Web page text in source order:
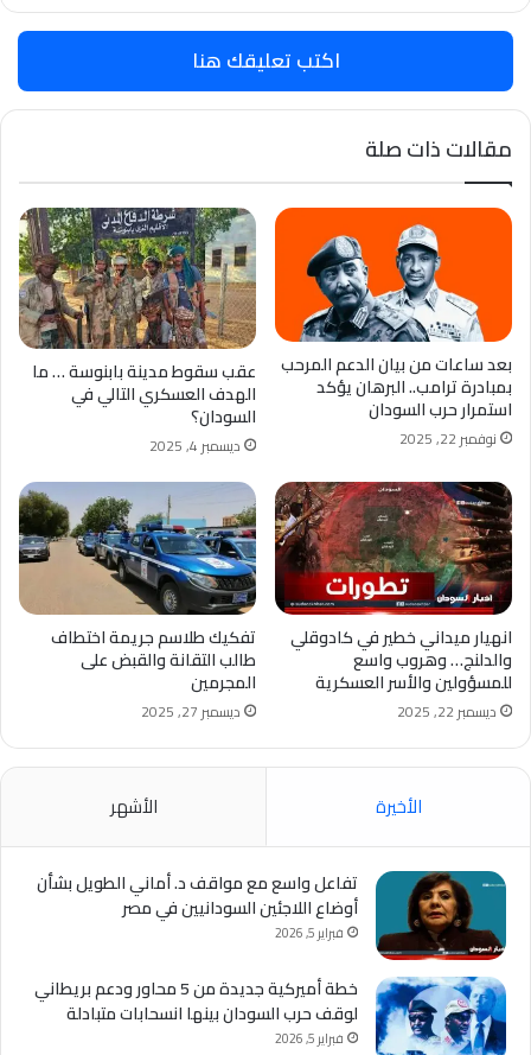
اكتب تعليقك هنا
مقالات ذات صلة
بعد ساعات من بيان الدعم المرحب
بمبادرة ترامب.. البرهان يؤكد
استمرار حرب السودان
نوفمبر 22, 2025
عقب سقوط مدينة بابنوسة … ما
الهدف العسكري التالي في
السودان؟
ديسمبر 4, 2025
انهيار ميداني خطير في كادوقلي
والدلنج… وهروب واسع
للمسؤولين والأسر العسكرية
ديسمبر 22, 2025
تفكيك طلاسم جريمة اختطاف
طالب التقانة والقبض على
المجرمين
ديسمبر 27, 2025
الأخيرة الأشهر
تفاعل واسع مع مواقف د. أماني الطويل بشأن
أوضاع اللاجئين السودانيين في مصر
فبراير 5, 2026
خطة أميركية جديدة من 5 محاور ودعم بريطاني
لوقف حرب السودان بينها انسحابات متبادلة
فبراير 5, 2026